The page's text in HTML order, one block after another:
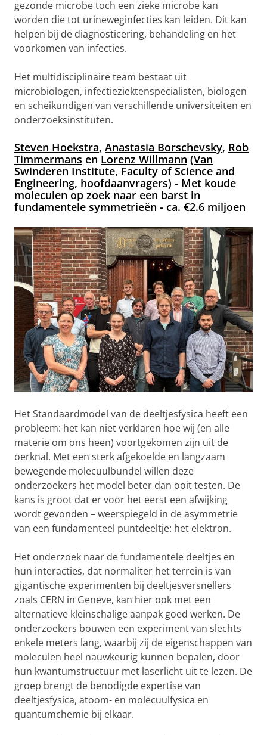
gezonde microbe toch een zieke microbe kan
worden die tot urineweginfecties kan leiden. Dit kan
helpen bij de diagnosticering, behandeling en het
voorkomen van infecties.
Het multidisciplinaire team bestaat uit
microbiologen, infectieziektenspecialisten, biologen
en scheikundigen van verschillende universiteiten en
onderzoeksinstituten.
Steven Hoekstra, Anastasia Borschevsky, Rob
Timmermans en Lorenz Willmann (Van
Swinderen Institute, Faculty of Science and
Engineering, hoofdaanvragers) - Met koude
moleculen op zoek naar een barst in
fundamentele symmetrieën - ca. €2.6 miljoen
Het Standaardmodel van de deeltjesfysica heeft een
probleem: het kan niet verklaren hoe wij (en alle
materie om ons heen) voortgekomen zijn uit de
oerknal. Met een sterk afgekoelde en langzaam
bewegende molecuulbundel willen deze
onderzoekers het model beter dan ooit testen. De
kans is groot dat er voor het eerst een afwijking
wordt gevonden – weerspiegeld in de asymmetrie
van een fundamenteel puntdeeltje: het elektron.
Het onderzoek naar de fundamentele deeltjes en
hun interacties, dat normaliter het terrein is van
gigantische experimenten bij deeltjesversnellers
zoals CERN in Geneve, kan hier ook met een
alternatieve kleinschalige aanpak goed werken. De
onderzoekers bouwen een experiment van slechts
enkele meters lang, waarbij zij de eigenschappen van
moleculen heel nauwkeurig kunnen bepalen, door
hun kwantumstructuur met laserlicht uit te lezen. De
groep brengt de benodigde expertise van
deeltjesfysica, atoom- en molecuulfysica en
quantumchemie bij elkaar.